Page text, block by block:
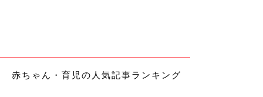
赤ちゃん・育児の人気記事ランキング